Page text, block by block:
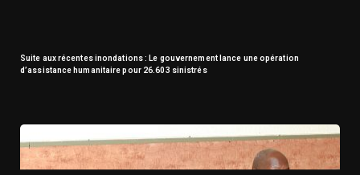
Suite aux récentes inondations : Le gouvernement lance une opération
d’assistance humanitaire pour 26.603 sinistrés